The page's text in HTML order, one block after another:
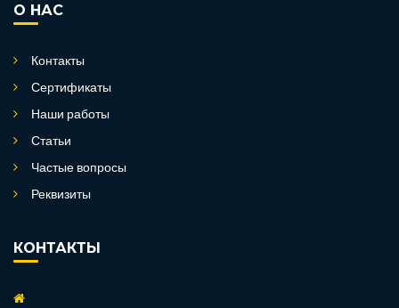
О НАС
Контакты
Сертификаты
Наши работы
Статьи
Частые вопросы
Реквизиты
КОНТАКТЫ